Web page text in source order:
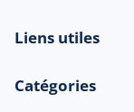
Liens utiles
Catégories